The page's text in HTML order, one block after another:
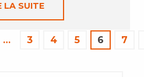
LA SUITE
… 3 4 5 6 7